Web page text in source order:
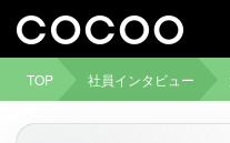
TOP 社員インタビュー